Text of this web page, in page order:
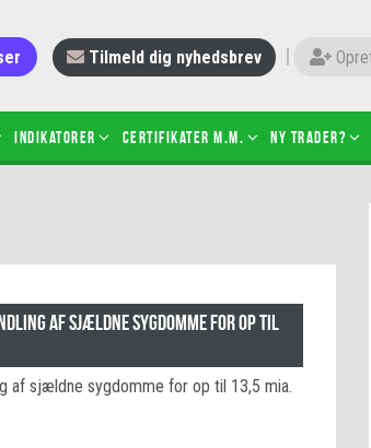
Tilmeld dig nyhedsbrev
Indikatorer Certifikater m.m. Ny trader?
loss
ved CFD-
& BEAR-
Det betyder de nye ESMA-
Shortselling
af sjældne sygdomme for op til
af sjældne sygdomme for op til 13,5 mia.